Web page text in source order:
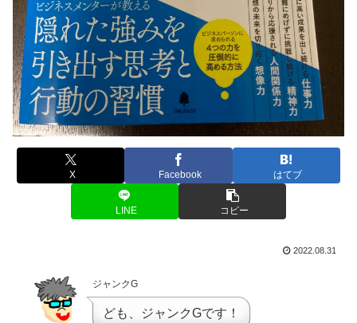
X Facebook はてブ
LINE コピー
2022.08.31
ジャンクG
ども、ジャンクGです！